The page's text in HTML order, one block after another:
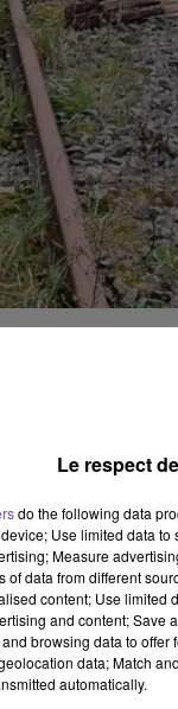
Limoges,
émise par un
pour achever
plus à
études
n’a encore été
ferroviaire,le
camions par
Le respect
do the following data
Use limited data
Measure
of data from different
content; Use limited
and content; Save
browsing data to
data; Match
automatically.